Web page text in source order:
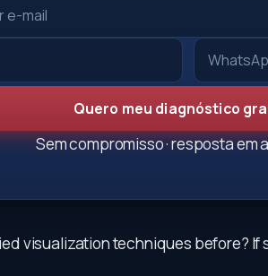
Quero meu diagnóstico
Sem compromisso · resposta em
visualization techniques before? If